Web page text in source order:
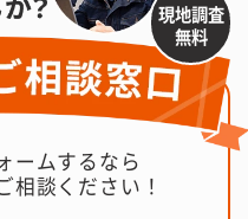
現地調査
無料
ームするなら
相談ください！